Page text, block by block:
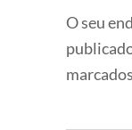
O seu